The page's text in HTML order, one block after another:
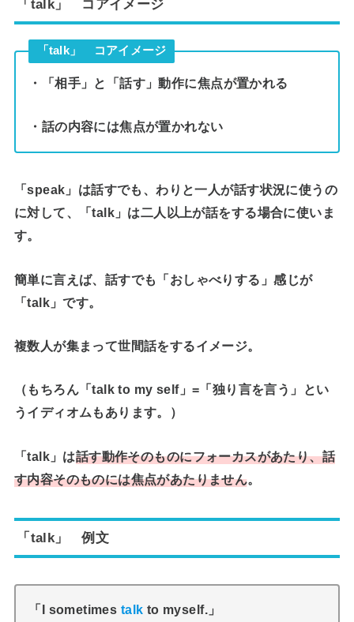
「talk」 コアイメージ
「talk」 コアイメージ
・「相手」と「話す」動作に焦点が置かれる
・話の内容には焦点が置かれない
「speak」は話すでも、わりと一人が話す状況に使うの
に対して、「talk」は二人以上が話をする場合に使いま
す。
簡単に言えば、話すでも「おしゃべりする」感じが
「talk」です。
複数人が集まって世間話をするイメージ。
（もちろん「talk to my self」=「独り言を言う」とい
うイディオムもあります。）
「talk」は話す動作そのものにフォーカスがあたり、話
す内容そのものには焦点があたりません。
「talk」 例文
「I sometimes talk to myself.」